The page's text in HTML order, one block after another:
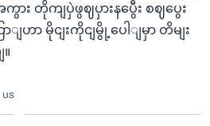
ား တိုကျပှဲဖွဈပှားနပွေီး စဈပွေး
ျဟာ မိုငျးကိုငျမွို့ပေါျမှာ တိမျး
us